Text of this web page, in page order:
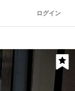
ログイン